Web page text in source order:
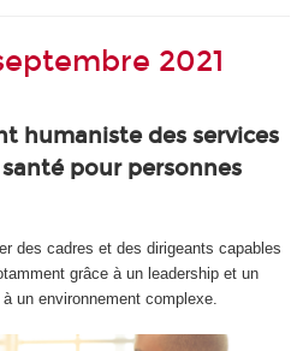
2021
humaniste des services
pour personnes
des cadres et des dirigeants capables
grâce à un leadership et un
un environnement complexe.